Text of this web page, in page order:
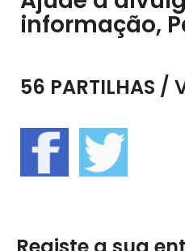
informação,
56 PARTILHAS /